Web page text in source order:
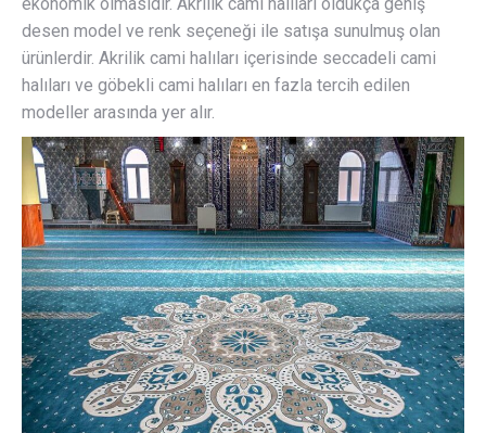
desen model ve renk seçeneği ile satışa sunulmuş olan
ürünlerdir. Akrilik cami halıları içerisinde seccadeli cami
halıları ve göbekli cami halıları en fazla tercih edilen
modeller arasında yer alır.